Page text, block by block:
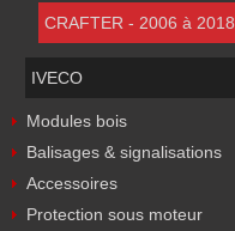
CRAFTER - 2006 à 2018
IVECO
Modules bois
Balisages & signalisations
Accessoires
Protection sous moteur